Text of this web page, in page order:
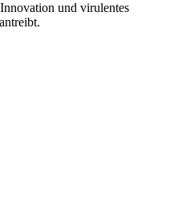
und virulentes